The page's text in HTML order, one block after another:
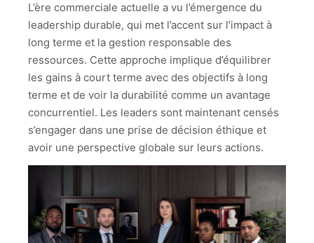
L’ère commerciale actuelle a vu l’émergence du
leadership durable, qui met l’accent sur l’impact à
long terme et la gestion responsable des
ressources. Cette approche implique d’équilibrer
les gains à court terme avec des objectifs à long
terme et de voir la durabilité comme un avantage
concurrentiel. Les leaders sont maintenant censés
s’engager dans une prise de décision éthique et
avoir une perspective globale sur leurs actions.